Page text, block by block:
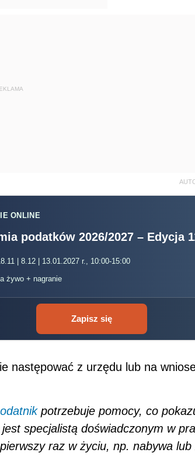
ONLINE
podatków 2026/2027 – Edycja
| 8.12 | 13.01.2027 r., 10:00-15:00
żywo + nagranie
Zapisz się
następować z urzędu lub na
potrzebuje pomocy, co
specjalistą doświadczonym w
raz w życiu, np. nabywa lub